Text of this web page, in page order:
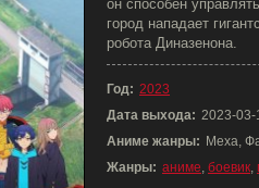
он cпособен
город нападает
робота Диназенона.
Год: 2023
Дата выхода: 2023-03-
Аниме жанры: Меха,
Жанры: аниме, боевик,